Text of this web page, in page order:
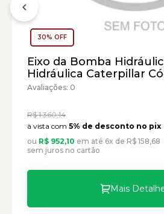
Motoniveladora Caterpillar:
Marca:
Material:
Modelo:
Comprimento:
Peso:
30% OFF
Eixo da Bomba
Hidráulica Caterpillar
Seminovo
Avaliações: 0
R$ 1.360,14
à vista com 5% de desconto no pix
ou R$ 952,10 em até 6x de R$ 158,68
sem juros no cartão
Mais